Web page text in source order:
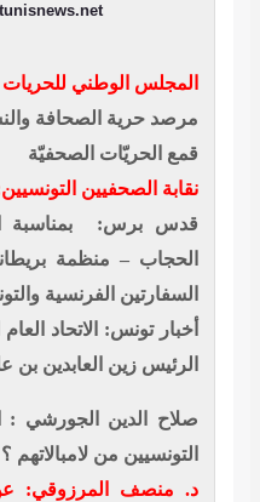
المجلس الوطني للحريات
مرصد حرية الصحافة
قمع الحريّات الصحفيّة
نقابة الصحفيين
قدس برس: بمناسبة
الحجاب – منظمة
السفارتين الفرنسية
أخبار تونس: الاتحاد
الرئيس زين العابدين بن
التونسيين من لامبالاتهم ؟
د. منصف المرزوقي: